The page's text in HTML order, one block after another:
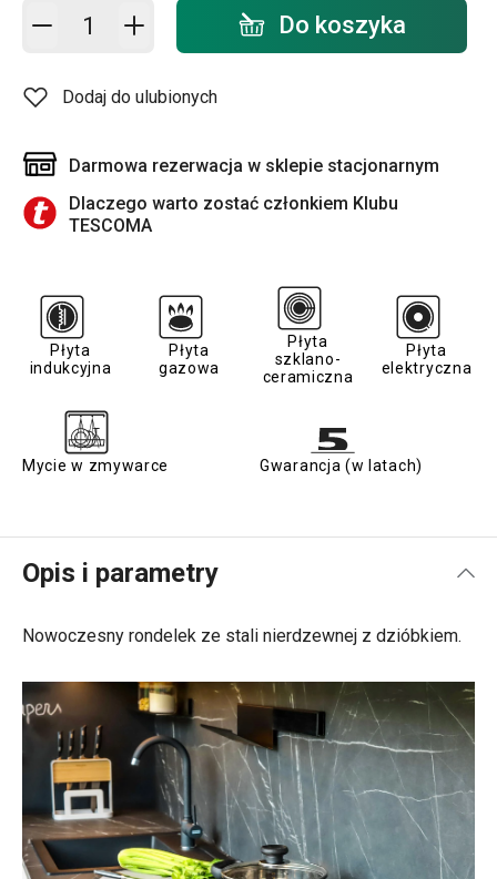
Dodaj do koszyka - ilość Do koszyka
Dodaj do ulubionych
Darmowa rezerwacja w sklepie stacjonarnym
Dlaczego warto zostać członkiem Klubu
TESCOMA
Płyta
indukcyjna
Płyta
gazowa
Płyta
szklano-
ceramiczna
Płyta
elektryczna
Mycie w zmywarce Gwarancja (w latach)
Opis i parametry
Nowoczesny rondelek ze stali nierdzewnej z dzióbkiem.